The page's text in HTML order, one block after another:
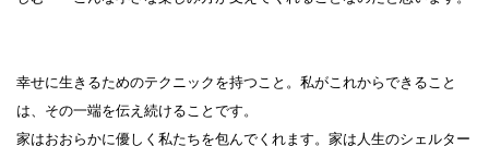
幸せに生きるためのテクニックを持つこと。私がこれからできること
は、その一端を伝え続けることです。
家はおおらかに優しく私たちを包んでくれます。家は人生のシェルター